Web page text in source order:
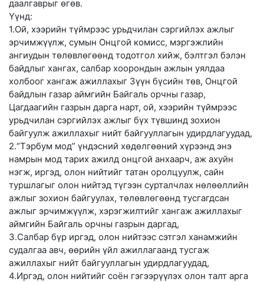
даалгаврыг өгөв.
Үүнд:
1.Ой, хээрийн түймрээс урьдчилан сэргийлэх ажлыг
эрчимжүүлж, сумын Онцгой комисс, мэргэжлийн
ангиудын төлөвлөгөөнд тодотгол хийж, бэлтгэл бэлэн
байдлыг хангах, салбар хоорондын ажлын уялдаа
холбоог хангаж ажиллахыг Зүүн бүсийн төв, Онцгой
байдлын газар аймгийн Байгаль орчны газар,
Цагдаагийн газрын дарга нарт, ой, хээрийн түймрээс
урьдчилан сэргийлэх ажлыг бүх түвшинд зохион
байгуулж ажиллахыг нийт байгууллагын удирдлагуудад,
2.“Тэрбум мод” үндэсний хөдөлгөөний хүрээнд энэ
намрын мод тарих ажилд онцгой анхаарч, аж ахуйн
нэгж, иргэд, олон нийтийг татан оролцуулж, сайн
туршлагыг олон нийтэд түгээн сурталчлах нөлөөллийн
ажлыг зохион байгуулах, төлөвлөгөөнд тусгагдсан
ажлыг эрчимжүүлж, хэрэгжилтийг хангаж ажиллахыг
аймгийн Байгаль орчны газрын даргад,
3.Салбар бүр иргэд, олон нийтээс сэтгэл ханамжийн
судалгаа авч, өөрийн үйл ажиллагаанд тусгаж
ажиллахыг нийт байгууллагын удирдлагуудад,
4.Иргэд, олон нийтийг соён гэгээрүүлэх олон талт арга